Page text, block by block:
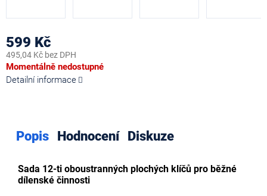
599 Kč
495,04 Kč bez DPH
Měrná
cena:
Momentálně nedostupné
Detailní informace
Popis Hodnocení Diskuze
Sada 12-ti oboustranných plochých klíčů pro běžné
dílenské činnosti